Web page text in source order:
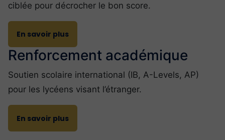
ciblée pour décrocher le bon score.
En savoir plus
Renforcement académique
Soutien scolaire international (IB, A-Levels, AP)
pour les lycéens visant l’étranger.
En savoir plus